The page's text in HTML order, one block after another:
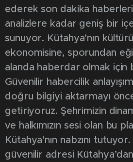
ederek son dakika
analizlere kadar geniş bir
sunuyor. Kütahya’nın
ekonomisine, sporundan
alanda haberdar olmak için
Güvenilir habercilik
doğru bilgiyi aktarmayı
getiriyoruz. Şehrimizin
ve halkımızın sesi olan bu
Kütahya’nın nabzını
güvenilir adresi